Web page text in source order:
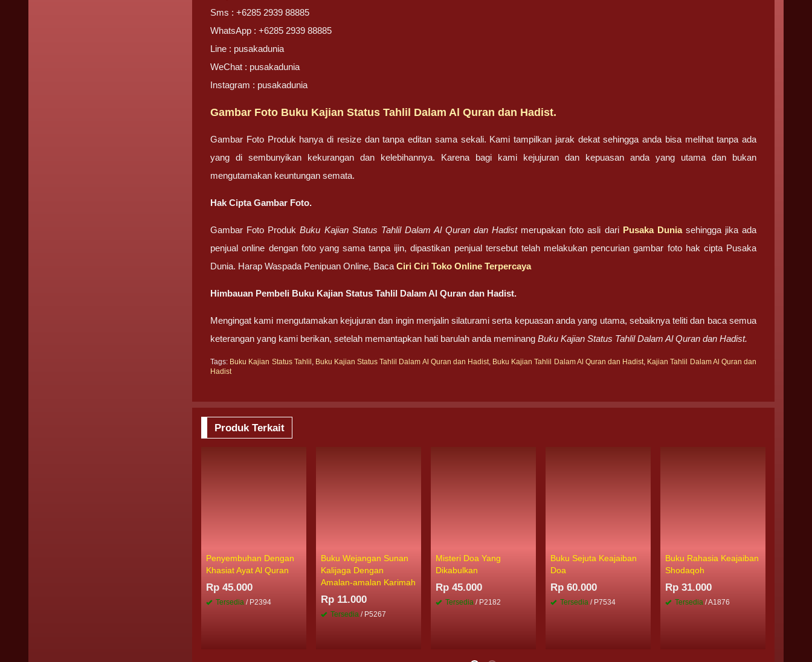
Sms : +6285 2939 88885
WhatsApp : +6285 2939 88885
Line : pusakadunia
WeChat : pusakadunia
Instagram : pusakadunia
Gambar Foto Buku Kajian Status Tahlil Dalam Al Quran dan Hadist.
Gambar Foto Produk hanya di resize dan tanpa editan sama sekali. Kami tampilkan jarak dekat sehingga anda bisa melihat tanpa ada
yang di sembunyikan kekurangan dan kelebihannya. Karena bagi kami kejujuran dan kepuasan anda yang utama dan bukan
mengutamakan keuntungan semata.
Hak Cipta Gambar Foto.
Gambar Foto ProdukBuku Kajian Status Tahlil Dalam Al Quran dan Hadistmerupakan foto asli dari Pusaka Duniasehingga jika ada
penjual online dengan foto yang sama tanpa ijin, dipastikan penjual tersebut telah melakukan pencurian gambar foto hak cipta Pusaka
Dunia. Harap Waspada Penipuan Online, BacaCiri Ciri Toko Online Terpercaya
Himbauan Pembeli Buku Kajian Status Tahlil Dalam Al Quran dan Hadist.
Mengingat kami mengutamakan kejujuran dan ingin menjalin silaturami serta kepuasan anda yang utama, sebaiknya teliti dan baca semua
keterangan yang kami berikan, setelah memantapkan hati barulah anda meminangBuku Kajian Status Tahlil Dalam Al Quran dan Hadist.
Tags: Buku Kajian Status Tahlil , Buku Kajian Status Tahlil Dalam Al Quran dan Hadist, Buku Kajian Tahlil Dalam Al Quran dan Hadist, Kajian Tahlil Dalam Al Quran dan
Hadist
Produk Terkait
Penyembuhan Dengan
Khasiat Ayat Al Quran
Rp 45.000
Tersedia / P2394
Buku Wejangan Sunan
Kalijaga Dengan
Amalan-amalan Karimah
Rp 11.000
Tersedia / P5267
Misteri Doa Yang
Dikabulkan
Rp 45.000
Tersedia / P2182
Buku Sejuta Keajaiban
Doa
Rp 60.000
Tersedia / P7534
Buku Rahasia Keajaiban
Shodaqoh
Rp 31.000
Tersedia / A1876